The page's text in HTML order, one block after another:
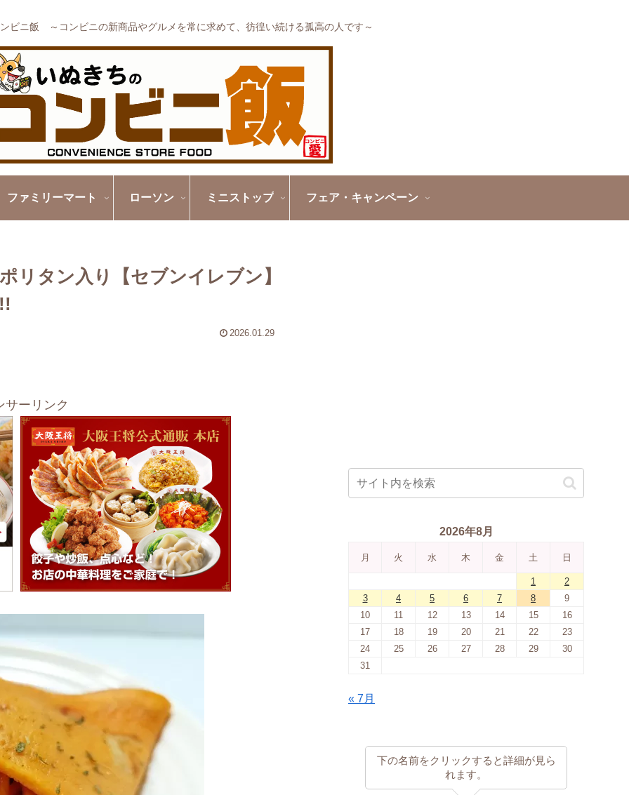
ビニ飯 ～コンビニの新商品やグルメを常に求めて、彷徨い続ける孤高の人です～
ファミリーマート ローソン ミニストップ フェア・キャンペーン
タン入り【セブンイレブン】
2026.01.29
サーリンク
2026年8月
月 火 水 木 金 土 日
1
2
3
4 5 6 7 8
9
10
11 12 13 14 15
16
17
18 19 20 21 22
23
24
25 26 27 28 29
30
31
« 7月
下の名前をクリックすると詳細が見ら
れます。